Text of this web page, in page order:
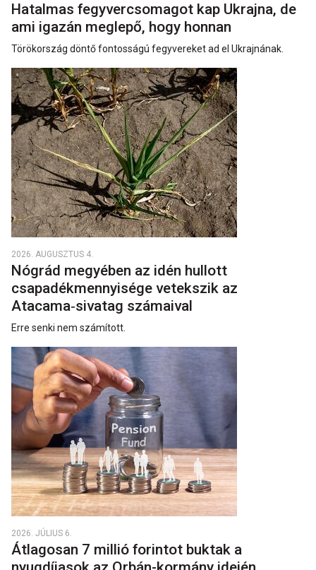
Hatalmas fegyvercsomagot kap Ukrajna, de
ami igazán meglepő, hogy honnan
Törökország döntő fontosságú fegyvereket ad el Ukrajnának.
2026. AUGUSZTUS 4.
Nógrád megyében az idén hullott
csapadékmennyisége vetekszik az
Atacama‑sivatag számaival
Erre senki nem számított.
2026. JÚLIUS 6.
Átlagosan 7 millió forintot buktak a